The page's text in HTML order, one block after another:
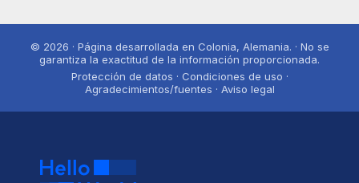
© 2026 · Página desarrollada en Colonia, Alemania. · No se
garantiza la exactitud de la información proporcionada.
Protección de datos · Condiciones de uso ·
Agradecimientos/fuentes · Aviso legal